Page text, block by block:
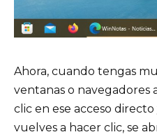
Ahora, cuando tengas
ventanas o navegadores
clic en ese acceso
vuelves a hacer clic, se